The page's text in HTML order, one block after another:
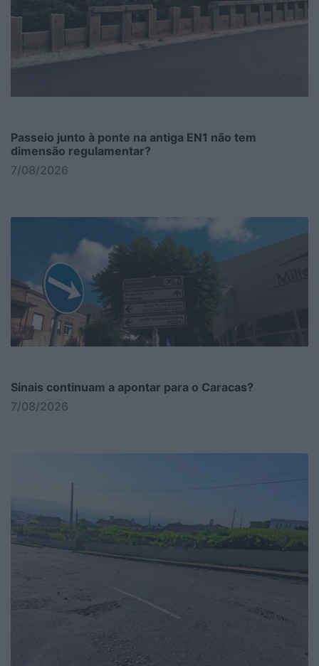
Passeio junto à ponte na antiga EN1 não tem
dimensão regulamentar?
7/08/2026
Sinais continuam a apontar para o Caracas?
7/08/2026